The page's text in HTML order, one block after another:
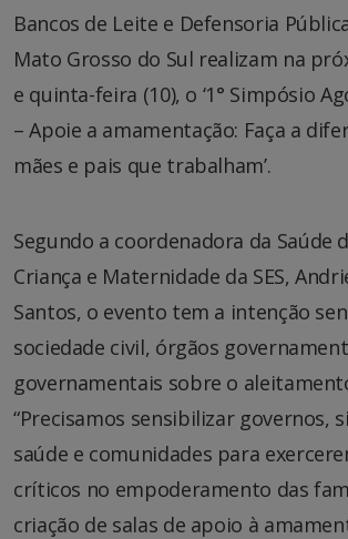
Bancos de Leite e Defensoria
Mato Grosso do Sul realizam na
e quinta-feira (10), o ‘1° Simpósio
– Apoie a amamentação: Faça a
mães e pais que trabalham’.
Segundo a coordenadora da Saúde
Criança e Maternidade da SES,
Santos, o evento tem a intenção
sociedade civil, órgãos
governamentais sobre o
“Precisamos sensibilizar governos,
saúde e comunidades para
críticos no empoderamento das
criação de salas de apoio à